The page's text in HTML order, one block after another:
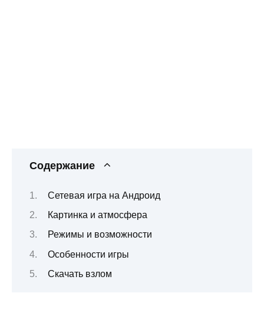
Содержание
Сетевая игра на Андроид
Картинка и атмосфера
Режимы и возможности
Особенности игры
Скачать взлом